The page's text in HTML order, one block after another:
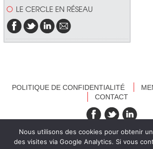
LE CERCLE EN RÉSEAU
POLITIQUE DE CONFIDENTIALITÉ
CONTACT
recevez nos newsletters
Nous utilisons des cookies pour obtenir
des visites via Google Analytics. Si vous